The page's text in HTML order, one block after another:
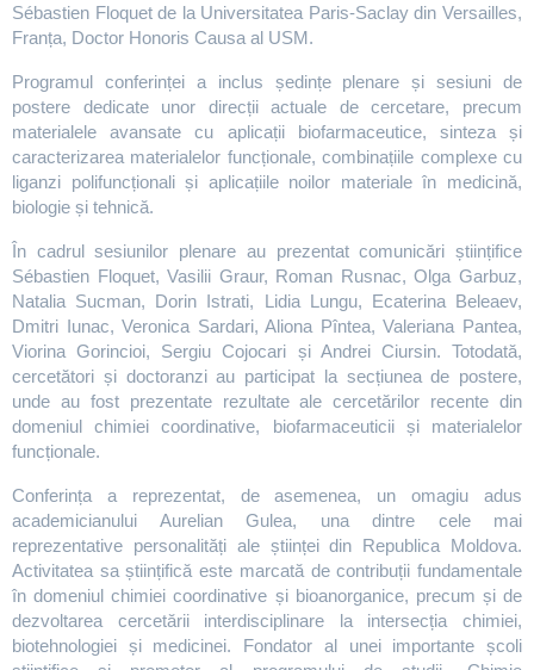
Sébastien Floquet de la Universitatea Paris-Saclay din Versailles,
Franța, Doctor Honoris Causa al USM.
Programul conferinței a inclus ședințe plenare și sesiuni de
postere dedicate unor direcții actuale de cercetare, precum
materialele avansate cu aplicații biofarmaceutice, sinteza și
caracterizarea materialelor funcționale, combinațiile complexe cu
liganzi polifuncționali și aplicațiile noilor materiale în medicină,
biologie și tehnică.
În cadrul sesiunilor plenare au prezentat comunicări științifice
Sébastien Floquet, Vasilii Graur, Roman Rusnac, Olga Garbuz,
Natalia Sucman, Dorin Istrati, Lidia Lungu, Ecaterina Beleaev,
Dmitri Iunac, Veronica Sardari, Aliona Pîntea, Valeriana Pantea,
Viorina Gorincioi, Sergiu Cojocari și Andrei Ciursin. Totodată,
cercetători și doctoranzi au participat la secțiunea de postere,
unde au fost prezentate rezultate ale cercetărilor recente din
domeniul chimiei coordinative, biofarmaceuticii și materialelor
funcționale.
Conferința a reprezentat, de asemenea, un omagiu adus
academicianului Aurelian Gulea, una dintre cele mai
reprezentative personalități ale științei din Republica Moldova.
Activitatea sa științifică este marcată de contribuții fundamentale
în domeniul chimiei coordinative și bioanorganice, precum și de
dezvoltarea cercetării interdisciplinare la intersecția chimiei,
biotehnologiei și medicinei. Fondator al unei importante școli